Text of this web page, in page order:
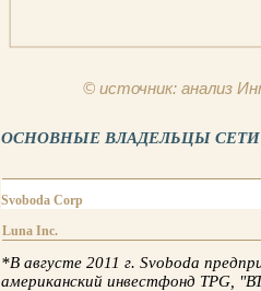
© источник: анализ
ОСНОВНЫЕ ВЛАДЕЛЬЦЫ СЕТИ
Svoboda Corp
Luna Inc.
*В августе 2011 г. Svoboda
американский инвестфонд TPG,